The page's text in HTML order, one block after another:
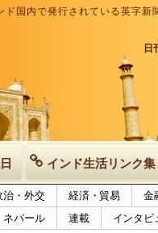
ド国内で発行されている英字
日
インド生活リンク集
治・外交 経済・貿易 金
ネパール 連載 インタビ